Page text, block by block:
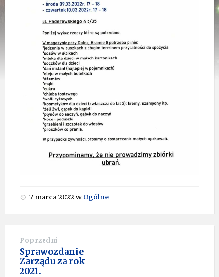
7 marca 2022w Ogólne
Poprzedni
Sprawozdanie
Zarządu za rok
2021.